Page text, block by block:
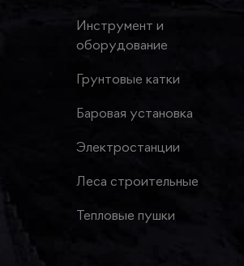
Инструмент и
оборудование
Грунтовые катки
Баровая установка
Электростанции
Леса строительные
Тепловые пушки